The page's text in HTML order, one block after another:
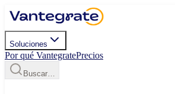
Soluciones
Por qué VantegratePrecios
Buscar…